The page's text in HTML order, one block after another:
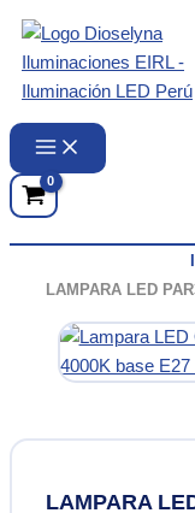
contenido
LAMPARA LED
LAMPARA